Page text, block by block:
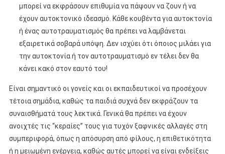
μπορεί να εκφράσουν επιθυμία να πάψουν να ζουν ή να
έχουν αυτοκτονικό ιδεασμό. Κάθε κουβέντα για αυτοκτονία
ή ένας αυτοτραυματισμός θα πρέπει να λαμβάνεται
εξαιρετικά σοβαρά υπόψη. Δεν ισχύει ότι όποιος μιλάει για
την αυτοκτονία ή τον αυτοτραυματισμό εν τέλει δεν θα
κάνει κακό στον εαυτό του!
Είναι σημαντικό οι γονείς και οι εκπαιδευτικοί να προσέχουν
τέτοια σημάδια, καθώς τα παιδιά συχνά δεν εκφράζουν τα
συναισθήματά τους λεκτικά. Γενικά θα πρέπει να έχουν
ανοιχτές τις “κεραίες” τους για τυχόν ξαφνικές αλλαγές στη
συμπεριφορά, όπως η απόσυρση από φίλους, η επιθετικότητα
ή η μειωμένη ενέργεια, καθώς αυτές μπορεί να είναι ενδείξεις